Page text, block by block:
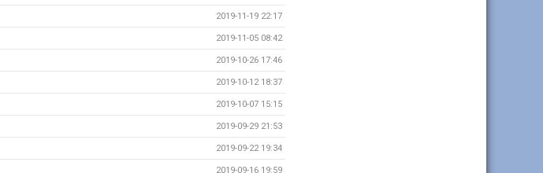
2019-11-19 22:17
2019-11-05 08:42
2019-10-26 17:46
2019-10-12 18:37
2019-10-07 15:15
2019-09-29 21:53
2019-09-22 19:34
2019-09-16 19:59